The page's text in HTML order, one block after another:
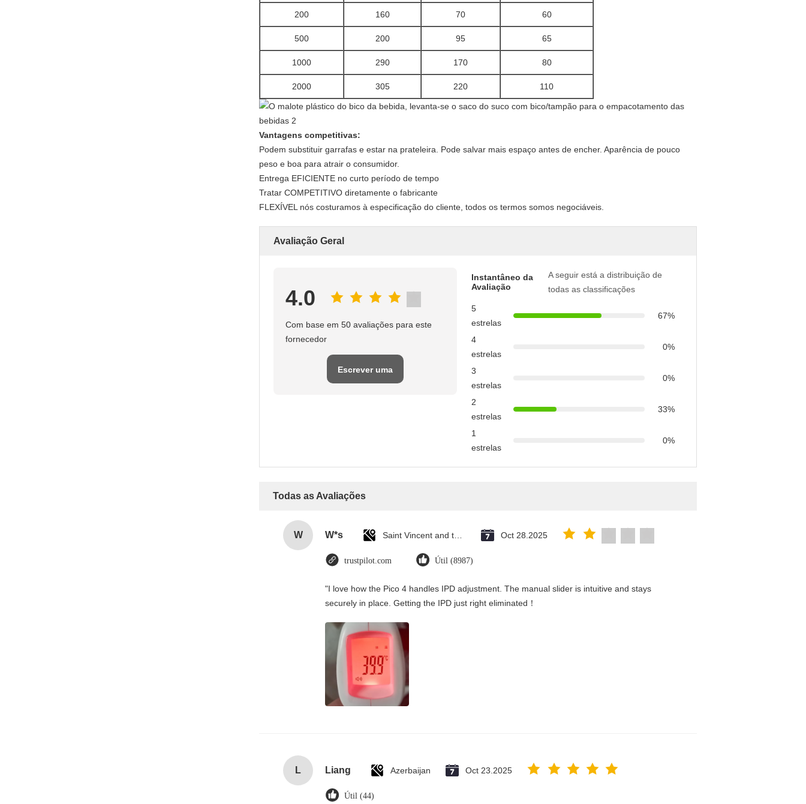
200 160 70 60
500 200 95 65
1000 290 170 80
2000 305 220 110
Vantagens competitivas:
Podem substituir garrafas e estar na prateleira. Pode salvar mais espaço antes de encher. Aparência de pouco
peso e boa para atrair o consumidor.
Entrega EFICIENTE no curto período de tempo
Tratar COMPETITIVO diretamente o fabricante
FLEXÍVEL nós costuramos à especificação do cliente, todos os termos somos negociáveis.
Avaliação Geral
4.0
Com base em 50 avaliações para este
fornecedor
Escrever uma
Instantâneo da
Avaliação
A seguir está a distribuição de
todas as classificações
5
estrelas
67%
4
estrelas
0%
3
estrelas
0%
2
estrelas
33%
1
estrelas
0%
Todas as Avaliações
W W*s Oct 28.2025
trustpilot.com Útil (8987)
"I love how the Pico 4 handles IPD adjustment. The manual slider is intuitive and stays
securely in place. Getting the IPD just right eliminated！
L Liang Azerbaijan Oct 23.2025
Útil (44)